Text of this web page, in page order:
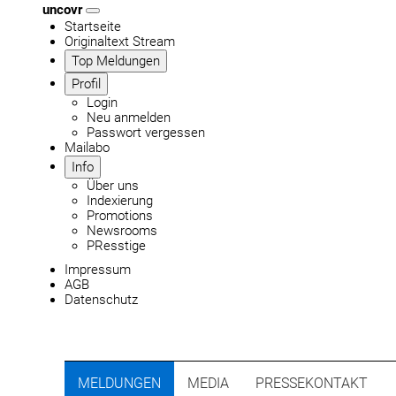
uncovr
Startseite
Originaltext Stream
Top Meldungen
Profil
Login
Neu anmelden
Passwort vergessen
Mailabo
Info
Über uns
Indexierung
Promotions
Newsrooms
PResstige
Impressum
AGB
Datenschutz
MELDUNGEN MEDIA PRESSEKONTAKT